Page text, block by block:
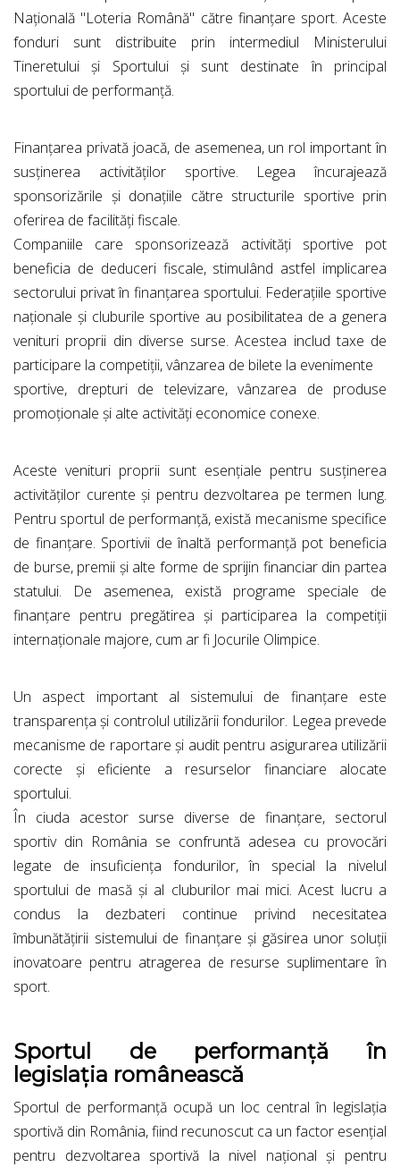
Națională "Loteria Română" către finanțare sport. Aceste
fonduri sunt distribuite prin intermediul Ministerului
Tineretului și Sportului și sunt destinate în principal
sportului de performanță.
Finanțarea privată joacă, de asemenea, un rol important în
susținerea activităților sportive. Legea încurajează
sponsorizările și donațiile către structurile sportive prin
oferirea de facilități fiscale.
Companiile care sponsorizează activități sportive pot
beneficia de deduceri fiscale, stimulând astfel implicarea
sectorului privat în finanțarea sportului. Federațiile sportive
naționale și cluburile sportive au posibilitatea de a genera
venituri proprii din diverse surse. Acestea includ taxe de
participare la competiții, vânzarea de bilete la evenimente
sportive, drepturi de televizare, vânzarea de produse
promoționale și alte activități economice conexe.
Aceste venituri proprii sunt esențiale pentru susținerea
activităților curente și pentru dezvoltarea pe termen lung.
Pentru sportul de performanță, există mecanisme specifice
de finanțare. Sportivii de înaltă performanță pot beneficia
de burse, premii și alte forme de sprijin financiar din partea
statului. De asemenea, există programe speciale de
finanțare pentru pregătirea și participarea la competiții
internaționale majore, cum ar fi Jocurile Olimpice.
Un aspect important al sistemului de finanțare este
transparența și controlul utilizării fondurilor. Legea prevede
mecanisme de raportare și audit pentru asigurarea utilizării
corecte și eficiente a resurselor financiare alocate
sportului.
În ciuda acestor surse diverse de finanțare, sectorul
sportiv din România se confruntă adesea cu provocări
legate de insuficiența fondurilor, în special la nivelul
sportului de masă și al cluburilor mai mici. Acest lucru a
condus la dezbateri continue privind necesitatea
îmbunătățirii sistemului de finanțare și găsirea unor soluții
inovatoare pentru atragerea de resurse suplimentare în
sport.
Sportul de performanță în
legislația românească
Sportul de performanță ocupă un loc central în legislația
sportivă din România, fiind recunoscut ca un factor esențial
pentru dezvoltarea sportivă la nivel național și pentru